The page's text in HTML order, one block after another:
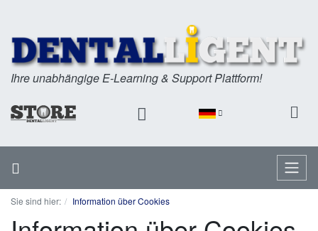
Ihre unabhängige E-Learning & Support Plattform!
Menü
Sie sind hier: Information über Cookies